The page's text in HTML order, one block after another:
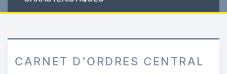
CARNET D'ORDRES CENTRAL